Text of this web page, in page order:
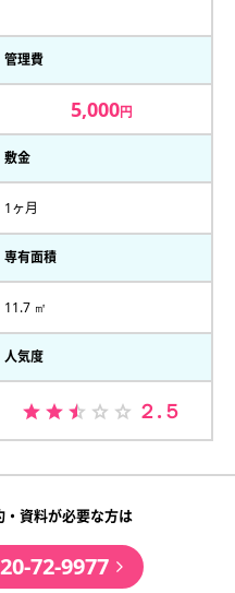
管理費
5,000円
敷金
1ヶ月
専有面積
11.7 ㎡
人気度
２.５
資料が必要な方は
72-9977